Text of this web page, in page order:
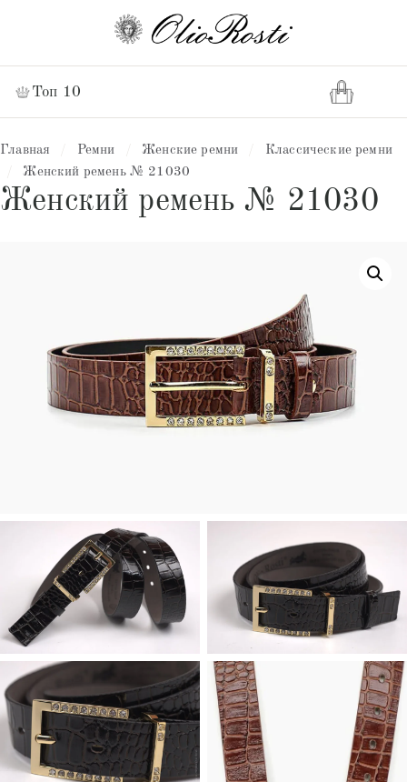
Топ 10
Главная Ремни Женские ремни
Классические ремни
Женский ремень № 21030
Женский ремень № 21030